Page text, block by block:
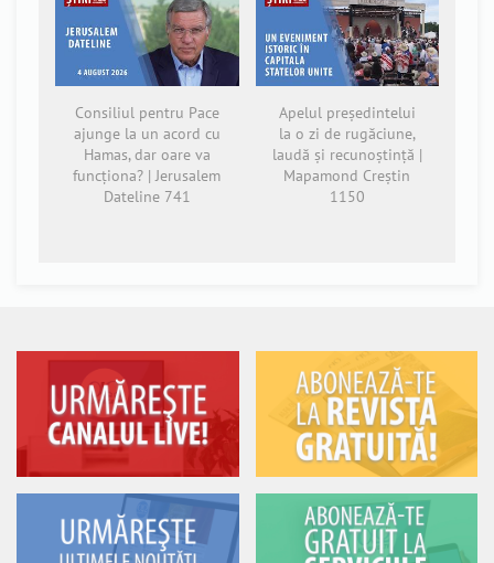
Consiliul pentru Pace
ajunge la un acord cu
Hamas, dar oare va
funcționa? | Jerusalem
Dateline 741
Apelul președintelui
la o zi de rugăciune,
laudă și recunoștință |
Mapamond Creștin
1150